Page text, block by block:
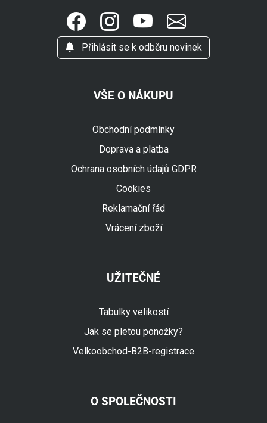
Přihlásit se k odběru novinek
VŠE O NÁKUPU
Obchodní podmínky
Doprava a platba
Ochrana osobních údajů GDPR
Cookies
Reklamační řád
Vrácení zboží
UŽITEČNÉ
Tabulky velikostí
Jak se pletou ponožky?
Velkoobchod-B2B-registrace
O SPOLEČNOSTI